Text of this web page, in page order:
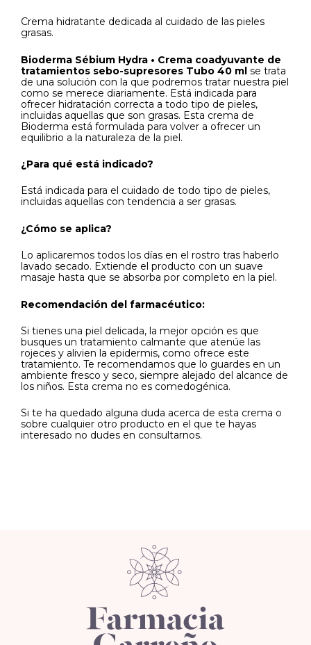
Crema hidratante dedicada al cuidado de las pieles
grasas.
Bioderma Sébium Hydra • Crema coadyuvante de
tratamientos sebo-supresores Tubo 40 ml se trata
de una solución con la que podremos tratar nuestra piel
como se merece diariamente. Está indicada para
ofrecer hidratación correcta a todo tipo de pieles,
incluidas aquellas que son grasas. Esta crema de
Bioderma está formulada para volver a ofrecer un
equilibrio a la naturaleza de la piel.
¿Para qué está indicado?
Está indicada para el cuidado de todo tipo de pieles,
incluidas aquellas con tendencia a ser grasas.
¿Cómo se aplica?
Lo aplicaremos todos los días en el rostro tras haberlo
lavado secado. Extiende el producto con un suave
masaje hasta que se absorba por completo en la piel.
Recomendación del farmacéutico:
Si tienes una piel delicada, la mejor opción es que
busques un tratamiento calmante que atenúe las
rojeces y alivien la epidermis, como ofrece este
tratamiento. Te recomendamos que lo guardes en un
ambiente fresco y seco, siempre alejado del alcance de
los niños. Esta crema no es comedogénica.
Si te ha quedado alguna duda acerca de esta crema o
sobre cualquier otro producto en el que te hayas
interesado no dudes en consultarnos.